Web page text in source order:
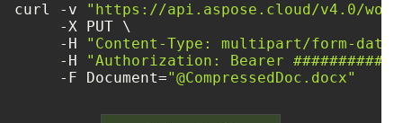
curl -v
"https://api.aspose.cloud/v4.0/
     -X PUT \
     -H
"Content-Type: multipart/form-data"
     -H
"Authorization: Bearer
     -F Document=
"@CompressedDoc.docx"